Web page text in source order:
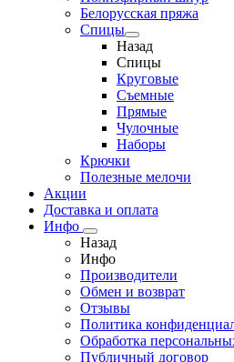
Белорусская пряжа
Спицы
Назад
Спицы
Круговые
Съемные
Прямые
Чулочные
Наборы
Крючки
Полезные мелочи
Акции
Доставка и оплата
Инфо
Назад
Инфо
Производители
Обмен и возврат
Отзывы
Политика
Обработка
Публичный договор